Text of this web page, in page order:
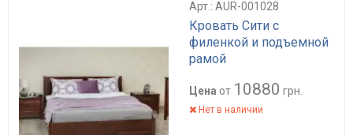
Арт.: AUR-001028
Кровать Сити с
филенкой и подъемной
рамой
Цена от 10880 грн.
Нет в наличии